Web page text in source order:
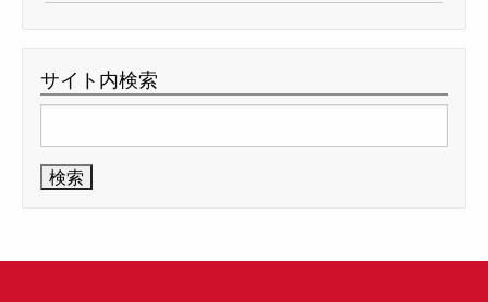
サイト内検索
索: